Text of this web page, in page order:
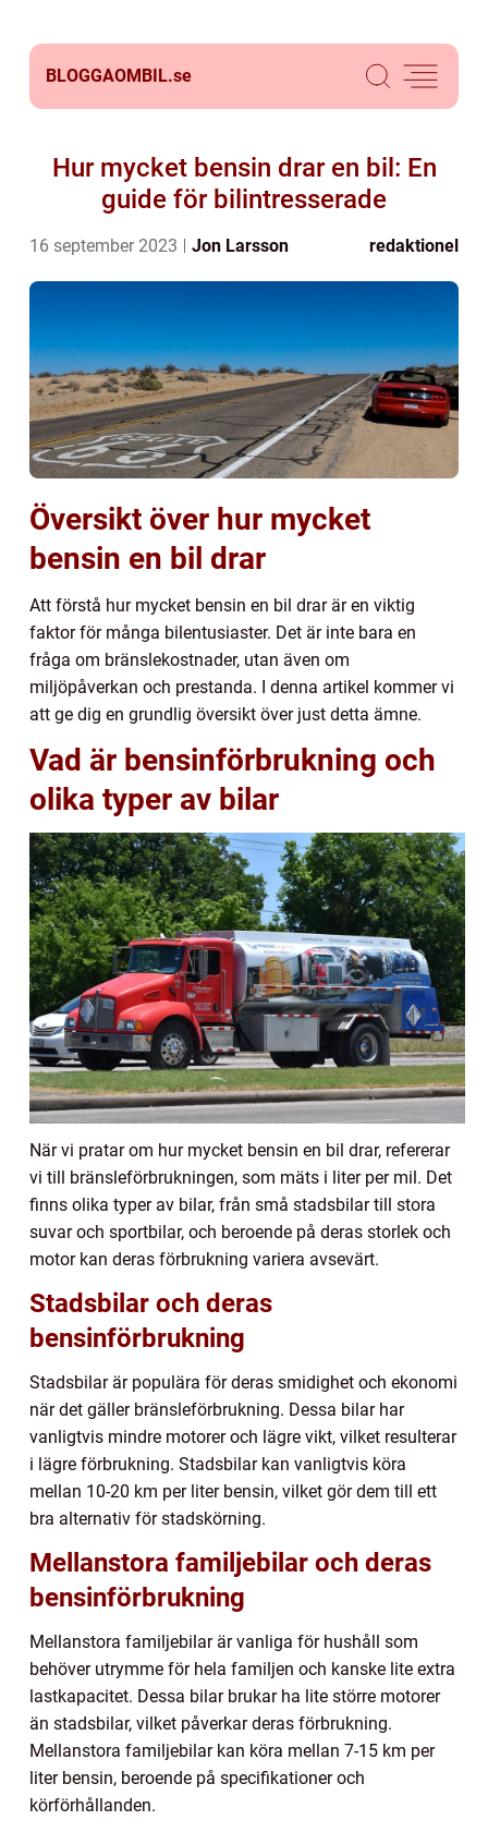
BLOGGAOMBIL.se
Hur mycket bensin drar en bil: En
guide för bilintresserade
16 september 2023 Jon Larsson redaktionel
Översikt över hur mycket
bensin en bil drar
Att förstå hur mycket bensin en bil drar är en viktig
faktor för många bilentusiaster. Det är inte bara en
fråga om bränslekostnader, utan även om
miljöpåverkan och prestanda. I denna artikel kommer vi
att ge dig en grundlig översikt över just detta ämne.
Vad är bensinförbrukning och
olika typer av bilar
När vi pratar om hur mycket bensin en bil drar, refererar
vi till bränsleförbrukningen, som mäts i liter per mil. Det
finns olika typer av bilar, från små stadsbilar till stora
suvar och sportbilar, och beroende på deras storlek och
motor kan deras förbrukning variera avsevärt.
Stadsbilar och deras
bensinförbrukning
Stadsbilar är populära för deras smidighet och ekonomi
när det gäller bränsleförbrukning. Dessa bilar har
vanligtvis mindre motorer och lägre vikt, vilket resulterar
i lägre förbrukning. Stadsbilar kan vanligtvis köra
mellan 10-20 km per liter bensin, vilket gör dem till ett
bra alternativ för stadskörning.
Mellanstora familjebilar och deras
bensinförbrukning
Mellanstora familjebilar är vanliga för hushåll som
behöver utrymme för hela familjen och kanske lite extra
lastkapacitet. Dessa bilar brukar ha lite större motorer
än stadsbilar, vilket påverkar deras förbrukning.
Mellanstora familjebilar kan köra mellan 7-15 km per
liter bensin, beroende på specifikationer och
körförhållanden.